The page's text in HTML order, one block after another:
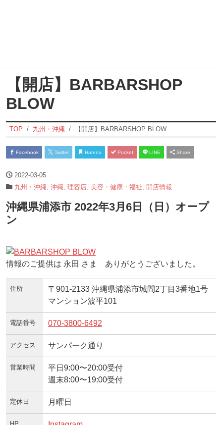
【開店】BARBARSHOP
BLOW
TOP 九州・沖縄 【開店】BARBARSHOP BLOW
Facebook Twitter Hatena Pocket LINE Share
2022-03-05
九州・沖縄 沖縄 理容店 美容・健康・福祉 開店情報
沖縄県浦添市 2022年3月6日（日）オープ
ン
情報のご提供は 永田 さま ありがとうございました。
住所
〒901-2133 沖縄県浦添市城間2丁目3番地1号
マンション波平101
電話番号 070-3800-6492
アクセス サンパーク通り
営業時間
平日9:00〜20:00受付
週末8:00〜19:00受付
定休日 月曜日